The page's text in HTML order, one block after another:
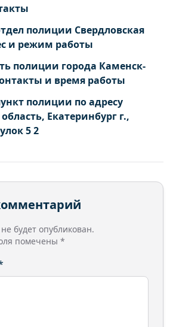
полиции Свердловская
и режим работы
полиции города Каменск-
и время работы
полиции по адресу
Екатеринбург г.,
5 2
будет опубликован.
помечены *